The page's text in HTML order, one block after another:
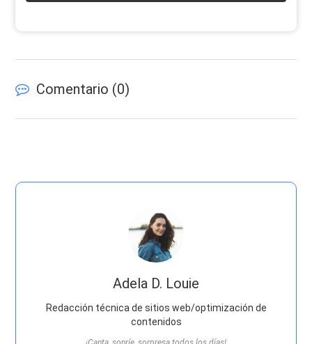
Comentario (0)
Adela D. Louie
Redacción técnica de sitios web/optimización de
contenidos